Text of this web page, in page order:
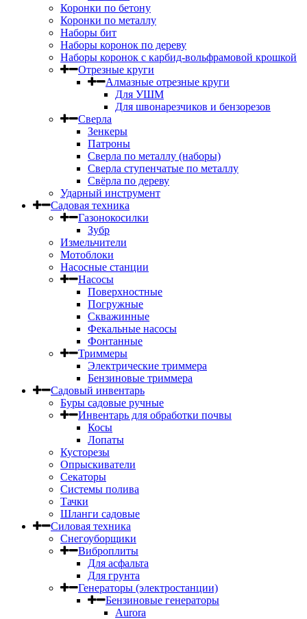
Коронки по бетону
Коронки по металлу
Наборы бит
Наборы коронок по дереву
Наборы коронок с карбид-вольфрамовой крошкой
Отрезные круги
Алмазные отрезные круги
Для УШМ
Для швонарезчиков и бензорезов
Сверла
Зенкеры
Патроны
Сверла по металлу (наборы)
Сверла ступенчатые по металлу
Свёрла по дереву
Ударный инструмент
Садовая техника
Газонокосилки
Зубр
Измельчители
Мотоблоки
Насосные станции
Насосы
Поверхностные
Погружные
Скважинные
Фекальные насосы
Фонтанные
Триммеры
Электрические триммера
Бензиновые триммера
Садовый инвентарь
Буры садовые ручные
Инвентарь для обработки почвы
Косы
Лопаты
Кусторезы
Опрыскиватели
Секаторы
Системы полива
Тачки
Шланги садовые
Силовая техника
Снегоуборщики
Виброплиты
Для асфальта
Для грунта
Генераторы (электростанции)
Бензиновые генераторы
Aurora